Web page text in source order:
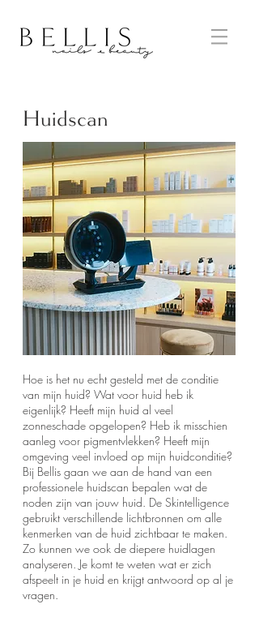
Huidscan
Hoe is het nu echt gesteld met de conditie
van mijn huid? Wat voor huid heb ik
eigenlijk? Heeft mijn huid al veel
zonneschade opgelopen? Heb ik misschien
aanleg voor pigmentvlekken? Heeft mijn
omgeving veel invloed op mijn huidconditie?
Bij Bellis gaan we aan de hand van een
professionele huidscan bepalen wat de
noden zijn van jouw huid. De Skintelligence
gebruikt verschillende lichtbronnen om alle
kenmerken van de huid zichtbaar te maken.
Zo kunnen we ook de diepere huidlagen
analyseren. Je komt te weten wat er zich
afspeelt in je huid en krijgt antwoord op al je
vragen.